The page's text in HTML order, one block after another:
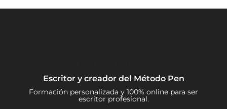
Cómo escribir diálogos efectivos
Escritor y creador del Método Pen
Formación personalizada y 100% online para ser
escritor profesional.